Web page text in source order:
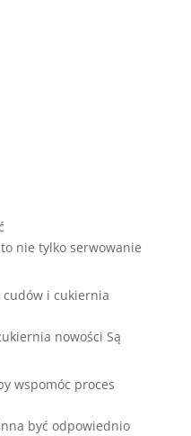
nie tylko serwowanie
i cukiernia
nowości Są
wspomóc proces
być odpowiednio